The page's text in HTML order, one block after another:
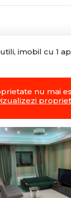
imobil cu 1
nu mai